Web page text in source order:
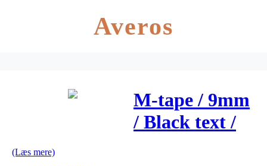
Averos
M-tape / 9mm
/ Black text /
(Læs mere)